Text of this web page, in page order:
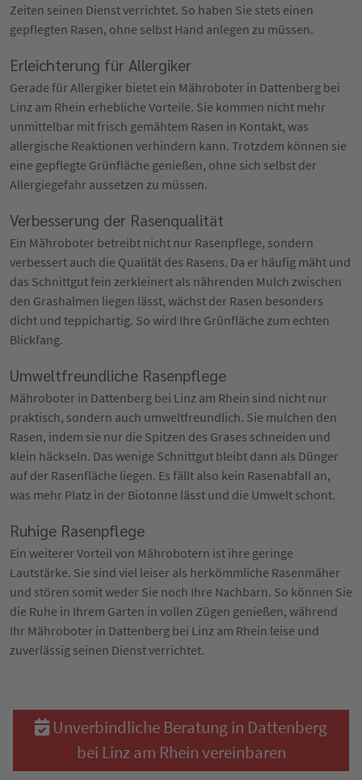
Zeiten seinen Dienst verrichtet. So haben Sie stets einen
gepflegten Rasen, ohne selbst Hand anlegen zu müssen.
Erleichterung für Allergiker
Gerade für Allergiker bietet ein Mähroboter in Dattenberg bei
Linz am Rhein erhebliche Vorteile. Sie kommen nicht mehr
unmittelbar mit frisch gemähtem Rasen in Kontakt, was
allergische Reaktionen verhindern kann. Trotzdem können sie
eine gepflegte Grünfläche genießen, ohne sich selbst der
Allergiegefahr aussetzen zu müssen.
Verbesserung der Rasenqualität
Ein Mähroboter betreibt nicht nur Rasenpflege, sondern
verbessert auch die Qualität des Rasens. Da er häufig mäht und
das Schnittgut fein zerkleinert als nährenden Mulch zwischen
den Grashalmen liegen lässt, wächst der Rasen besonders
dicht und teppichartig. So wird Ihre Grünfläche zum echten
Blickfang.
Umweltfreundliche Rasenpflege
Mähroboter in Dattenberg bei Linz am Rhein sind nicht nur
praktisch, sondern auch umweltfreundlich. Sie mulchen den
Rasen, indem sie nur die Spitzen des Grases schneiden und
klein häckseln. Das wenige Schnittgut bleibt dann als Dünger
auf der Rasenfläche liegen. Es fällt also kein Rasenabfall an,
was mehr Platz in der Biotonne lässt und die Umwelt schont.
Ruhige Rasenpflege
Ein weiterer Vorteil von Mährobotern ist ihre geringe
Lautstärke. Sie sind viel leiser als herkömmliche Rasenmäher
und stören somit weder Sie noch Ihre Nachbarn. So können Sie
die Ruhe in Ihrem Garten in vollen Zügen genießen, während
Ihr Mähroboter in Dattenberg bei Linz am Rhein leise und
zuverlässig seinen Dienst verrichtet.
Unverbindliche Beratung in Dattenberg
bei Linz am Rhein vereinbaren